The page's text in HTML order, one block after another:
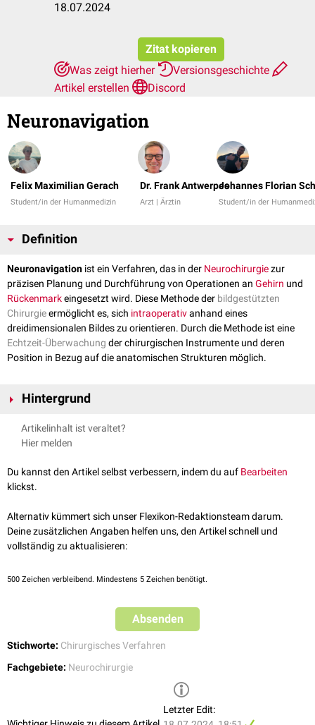
18.07.2024
Zitat kopieren
Was zeigt hierher
Versionsgeschichte
Artikel erstellen
Discord
Neuronavigation
Felix Maximilian Gerach
Student/in der Humanmedizin
Dr. Frank Antwerpes
Arzt | Ärztin
Johannes Florian
Student/in der
Definition
Neuronavigation ist ein Verfahren, das in der Neurochirurgiezur
präzisen Planung und Durchführung von Operationen an Gehirn und
Rückenmarkeingesetzt wird. Diese Methode der bildgestützten
Chirurgieermöglicht es, sich intraoperativanhand eines
dreidimensionalen Bildes zu orientieren. Durch die Methode ist eine
Echtzeit-Überwachung der chirurgischen Instrumente und deren
Position in Bezug auf die anatomischen Strukturen möglich.
Hintergrund
Präoperativ wird eine hochauflösende Bildgebungsdiagnostik
durchgeführt, um ausreichend Bildmaterial für die Neuronavigation zu
daraufhin Registrierungspunkte geschaffen, um die präoperativen
Bilddaten mit der tatsächlichen Anatomie des Patienten abzugleichen.
Während der Operation wird dann ein
Tracking-System
verwendet, das
eine Echzeit-Verfolgung des chirurgischen Eingriffs als "Live-MRT"
ermöglicht.
Artikelinhalt ist veraltet?
Hier melden
Du kannst den Artikel selbst verbessern, indem du auf Bearbeiten
klickst.
Alternativ kümmert sich unser Flexikon-Redaktionsteam darum.
Deine zusätzlichen Angaben helfen uns, den Artikel schnell und
vollständig zu aktualisieren:
500 Zeichen verbleibend. Mindestens 5 Zeichen benötigt.
Absenden
Stichworte: Chirurgisches Verfahren
Fachgebiete: Neurochirurgie
Letzter Edit: